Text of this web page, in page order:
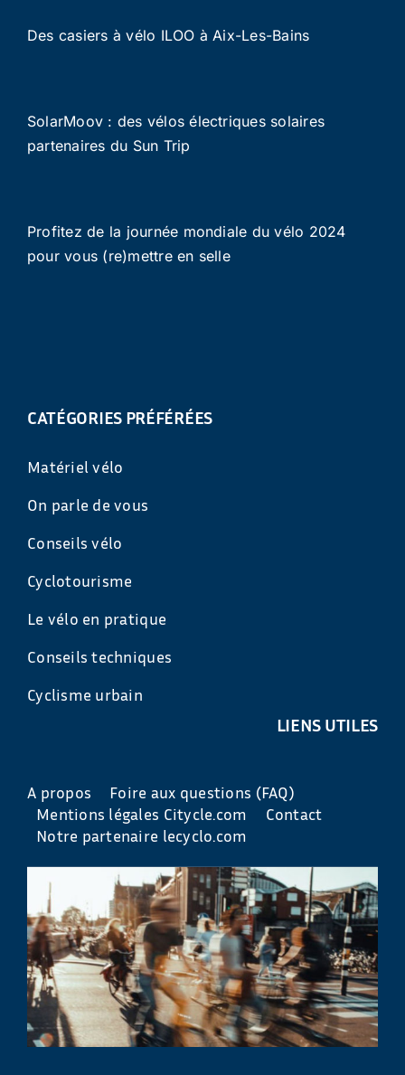
Des casiers à vélo ILOO à Aix-Les-Bains
SolarMoov : des vélos électriques solaires
partenaires du Sun Trip
Profitez de la journée mondiale du vélo 2024
pour vous (re)mettre en selle
CATÉGORIES PRÉFÉRÉES
Matériel vélo
On parle de vous
Conseils vélo
Cyclotourisme
Le vélo en pratique
Conseils techniques
Cyclisme urbain
LIENS UTILES
A propos
Foire aux questions (FAQ)
Mentions légales Citycle.com
Contact
Notre partenaire lecyclo.com